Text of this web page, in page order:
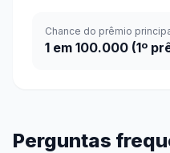
Chance do prêmio
1 em 100.000 (1º
Perguntas